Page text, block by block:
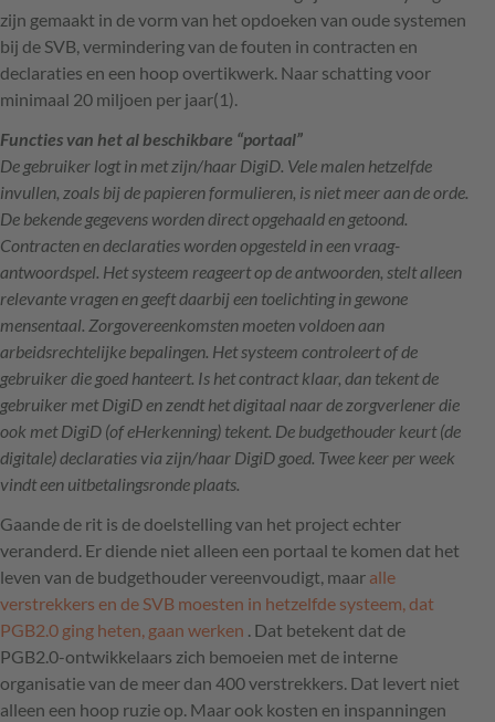
zijn gemaakt in de vorm van het opdoeken van oude systemen
bij de SVB, vermindering van de fouten in contracten en
declaraties en een hoop overtikwerk. Naar schatting voor
minimaal 20 miljoen per jaar(1).
Functies van het al beschikbare “portaal”
De gebruiker logt in met zijn/haar DigiD. Vele malen hetzelfde
invullen, zoals bij de papieren formulieren, is niet meer aan de orde.
De bekende gegevens worden direct opgehaald en getoond.
Contracten en declaraties worden opgesteld in een vraag-
antwoordspel. Het systeem reageert op de antwoorden, stelt alleen
relevante vragen en geeft daarbij een toelichting in gewone
mensentaal. Zorgovereenkomsten moeten voldoen aan
arbeidsrechtelijke bepalingen. Het systeem controleert of de
gebruiker die goed hanteert. Is het contract klaar, dan tekent de
gebruiker met DigiD en zendt het digitaal naar de zorgverlener die
ook met DigiD (of eHerkenning) tekent. De budgethouder keurt (de
digitale) declaraties via zijn/haar DigiD goed. Twee keer per week
vindt een uitbetalingsronde plaats.
Gaande de rit is de doelstelling van het project echter
veranderd. Er diende niet alleen een portaal te komen dat het
leven van de budgethouder vereenvoudigt, maar alle
verstrekkers en de SVB moesten in hetzelfde systeem, dat
PGB2.0 ging heten, gaan werken . Dat betekent dat de
PGB2.0-ontwikkelaars zich bemoeien met de interne
organisatie van de meer dan 400 verstrekkers. Dat levert niet
alleen een hoop ruzie op. Maar ook kosten en inspanningen